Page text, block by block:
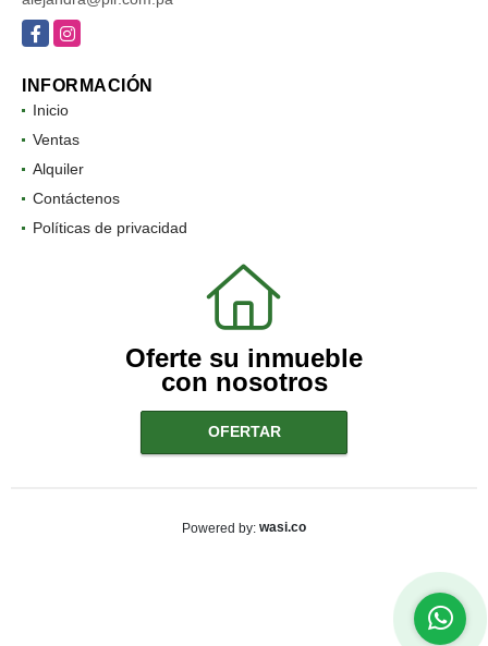
FacebookInstagram
INFORMACIÓN
Inicio
Ventas
Alquiler
Contáctenos
Políticas de privacidad
Oferte su inmueble
con nosotros
OFERTAR
Powered by: wasi.co